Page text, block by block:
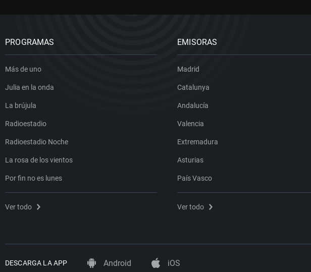
PROGRAMAS
Más de uno
Julia en la onda
La brújula
Radioestadio
Radioestadio Noche
La rosa de los vientos
Por fin no es lunes
Ver todo
EMISORAS
Madrid
Catalunya
Andalucía
Valencia
Extremadura
Asturias
País Vasco
Ver todo
DESCARGA LA APP Android iOS